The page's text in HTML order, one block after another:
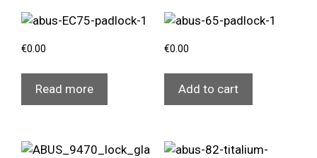
€0.00
Read more
€0.00
Add to cart